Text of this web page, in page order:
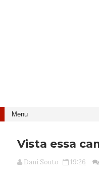
Vista essa
Dani Souto 19:26